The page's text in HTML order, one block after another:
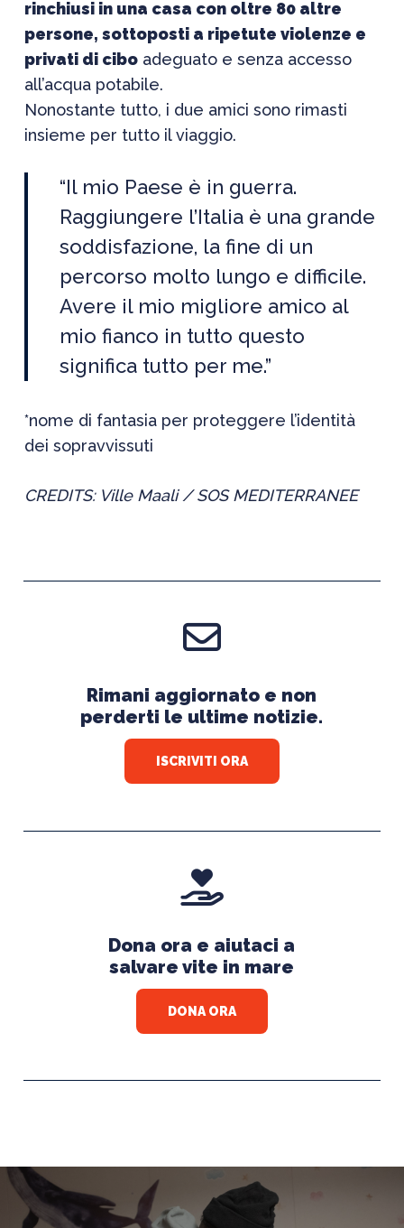
rinchiusi in una casa con oltre 80 altre
persone, sottoposti a ripetute violenze e
privati di ciboadeguato e senza accesso
all’acqua potabile.
Nonostante tutto, i due amici sono rimasti
insieme per tutto il viaggio.
“Il mio Paese è in guerra.
Raggiungere l’Italia è una grande
soddisfazione, la fine di un
percorso molto lungo e difficile.
Avere il mio migliore amico al
mio fianco in tutto questo
significa tutto per me.”
*nome di fantasia per proteggere l’identità
dei sopravvissuti
CREDITS: Ville Maali/SOS MEDITERRANEE
Rimani aggiornato e non
perderti le ultime notizie.
ISCRIVITI ORA
Dona ora e aiutaci a
salvare vite in mare
DONA ORA